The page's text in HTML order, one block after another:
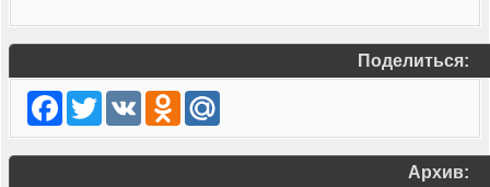
Поделиться:
Facebook
TwitterVK Odnoklassniki
Mail.Ru
Архив: